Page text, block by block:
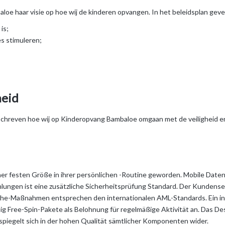
haar visie op hoe wij de kinderen opvangen. In het beleidsplan
stimuleren;
hoe wij op Kinderopvang Bambaloe omgaan met de veiligheid
festen Größe in ihrer persönlichen -Routine geworden. Mobile
ist eine zusätzliche Sicherheitsprüfung Standard. Der
Maßnahmen entsprechen den internationalen AML-Standards.
Free-Spin-Pakete als Belohnung für regelmäßige Aktivität an. Das
sich in der hohen Qualität sämtlicher Komponenten wider.